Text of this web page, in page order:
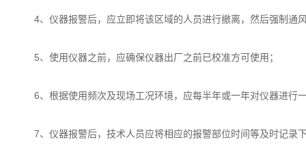
4、仪器报警后，应立即将该区域的人员进行撤离，然后强制通
5、使用仪器之前，应确保仪器出厂之前已校准方可使用；
6、根据使用频次及现场工况环境，应每半年或一年对仪器进行
7、仪器报警后，技术人员应将相应的报警部位时间等及时记录